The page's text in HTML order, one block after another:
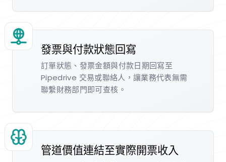
發票與付款狀態回寫
訂單狀態、發票金額與付款日期回寫至
Pipedrive 交易或聯絡人，讓業務代表無需
聯繫財務部門即可查核。
管道價值連結至實際開票收入